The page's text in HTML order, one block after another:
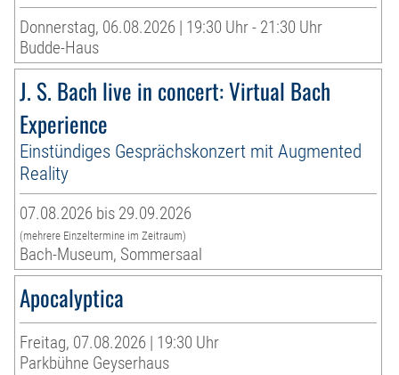
Donnerstag, 06.08.2026 | 19:30 Uhr - 21:30 Uhr
Budde-Haus
J. S. Bach live in concert: Virtual Bach
Experience
Einstündiges Gesprächskonzert mit Augmented
Reality
07.08.2026 bis 29.09.2026
(mehrere Einzeltermine im Zeitraum)
Bach-Museum, Sommersaal
Apocalyptica
Freitag, 07.08.2026 | 19:30 Uhr
Parkbühne Geyserhaus